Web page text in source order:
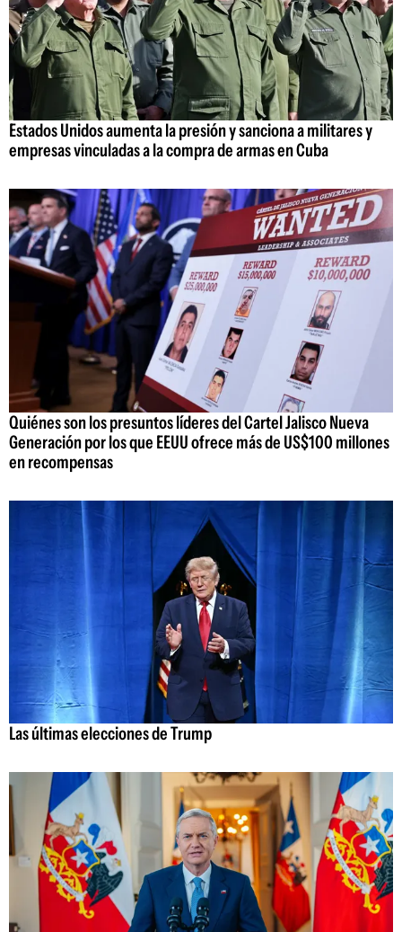
Estados Unidos aumenta la presión y sanciona a militares y
empresas vinculadas a la compra de armas en Cuba
Quiénes son los presuntos líderes del Cartel Jalisco Nueva
Generación por los que EEUU ofrece más de US$100 millones
en recompensas
Las últimas elecciones de Trump